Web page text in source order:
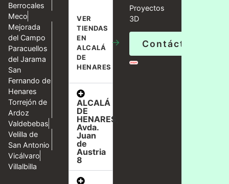
Berrocales
Meco
Mejorada
del Campo
Paracuellos
del Jarama
San
Fernando de
Henares
Torrejón de
Ardoz
Valdebebas
Velilla de
San Antonio
Vicálvaro
Villalbilla
VER
TIENDAS
EN
ALCALÁ
DE
HENARES
→
ALCALÁ
DE
HENARES,
Avda.
Juan
de
Austria
8
Proyectos
3D
Contáctanos